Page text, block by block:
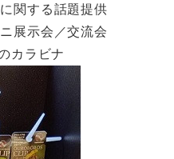
る話題提供
会／交流会
カラビナ